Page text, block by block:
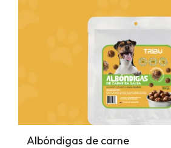
Albóndigas de carne